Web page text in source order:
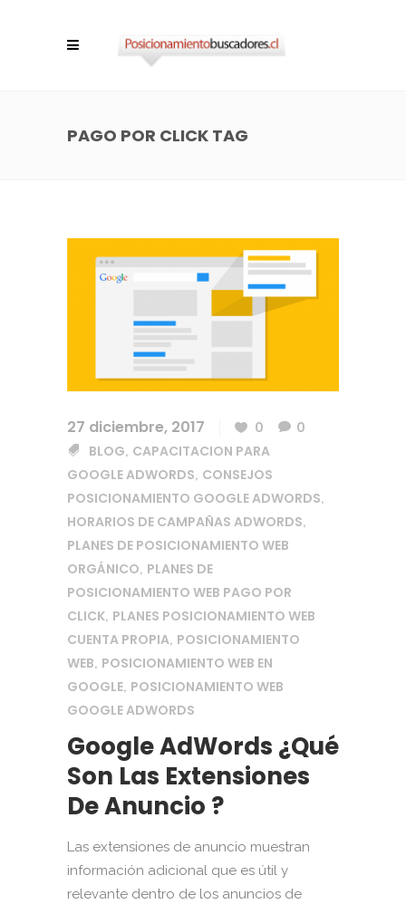
PAGO POR CLICK TAG
27 diciembre, 2017 0
0
BLOG, CAPACITACION PARA
GOOGLE ADWORDS, CONSEJOS
POSICIONAMIENTO GOOGLE ADWORDS,
HORARIOS DE CAMPAÑAS ADWORDS,
PLANES DE POSICIONAMIENTO WEB
ORGÁNICO, PLANES DE
POSICIONAMIENTO WEB PAGO POR
CLICK, PLANES POSICIONAMIENTO WEB
CUENTA PROPIA, POSICIONAMIENTO
WEB, POSICIONAMIENTO WEB EN
GOOGLE, POSICIONAMIENTO WEB
GOOGLE ADWORDS
Google AdWords ¿Qué
Son Las Extensiones
De Anuncio ?
Las extensiones de anuncio muestran
información adicional que es útil y
relevante dentro de los anuncios de